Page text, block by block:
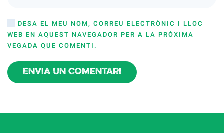
DESA EL MEU NOM, CORREU ELECTRÒNIC I LLOC
WEB EN AQUEST NAVEGADOR PER A LA PRÒXIMA
VEGADA QUE COMENTI.
Envia un comentari